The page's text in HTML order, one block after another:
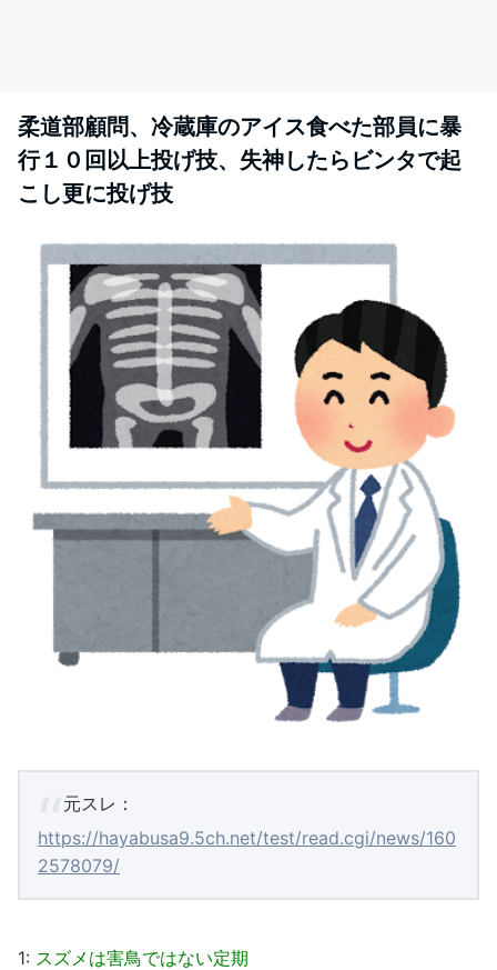
柔道部顧問、冷蔵庫のアイス食べた部員に暴
行１０回以上投げ技、失神したらビンタで起
こし更に投げ技
元スレ：
https://hayabusa9.5ch.net/test/read.cgi/news/160
2578079/
1: スズメは害鳥ではない定期